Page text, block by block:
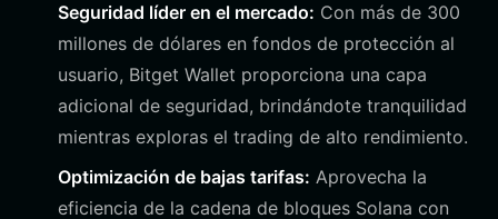
Seguridad líder en el mercado: Con más de 300
millones de dólares en fondos de protección al
usuario, Bitget Wallet proporciona una capa
adicional de seguridad, brindándote tranquilidad
mientras exploras el trading de alto rendimiento.
Optimización de bajas tarifas: Aprovecha la
eficiencia de la cadena de bloques Solana con